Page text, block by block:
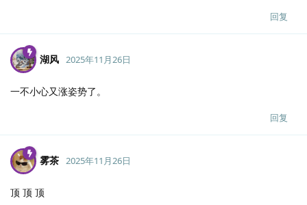
回复
湖风 2025年11月26日
一不小心又涨姿势了。
回复
雾茶 2025年11月26日
顶 顶 顶